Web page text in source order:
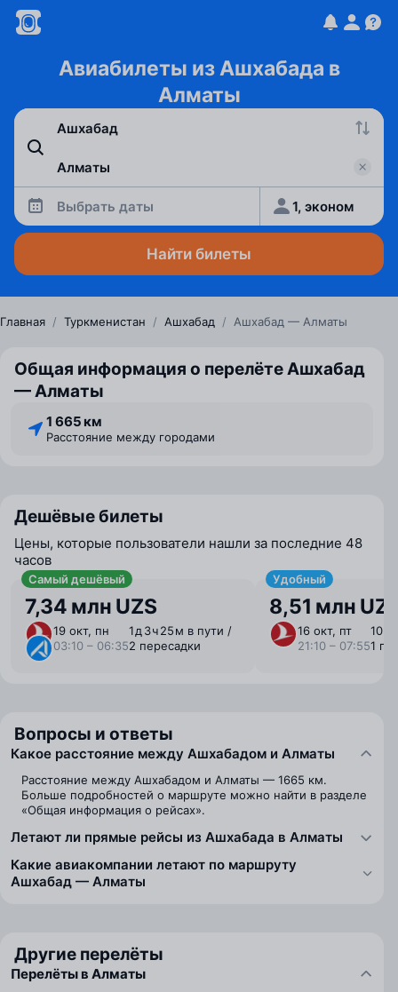
Авиабилеты из Ашхабада в
Алматы
Выбрать даты 1, эконом
Найти билеты
Главная / Туркменистан / Ашхабад / Ашхабад — Алматы
Общая информация о перелёте Ашхабад
— Алматы
1 665 км
Расстояние между городами
Дешёвые билеты
Цены, которые пользователи нашли за последние 48
часов
Самый дешёвый
7,34 млн UZS
19 окт, пн
03:10 – 06:35
1 ⁠д 3 ⁠ч 25 ⁠м в пути /
2 пересадки
Удобный
8,51 млн
16 окт, пт
21:10 – 07:55
10 ⁠ч
1
Вопросы и ответы
Какое расстояние между Ашхабадом и Алматы
Расстояние между Ашхабадом и Алматы — 1665 км.
Больше подробностей о маршруте можно найти в разделе
«Общая информация о рейсах».
Летают ли прямые рейсы из Ашхабада в Алматы
Какие авиакомпании летают по маршруту
Ашхабад — Алматы
Другие перелёты
Перелёты в Алматы